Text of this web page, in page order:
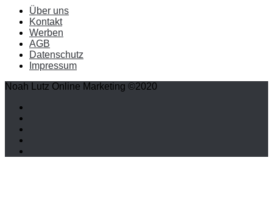
Über uns
Kontakt
Werben
AGB
Datenschutz
Impressum
Noah Lutz Online Marketing ©2020